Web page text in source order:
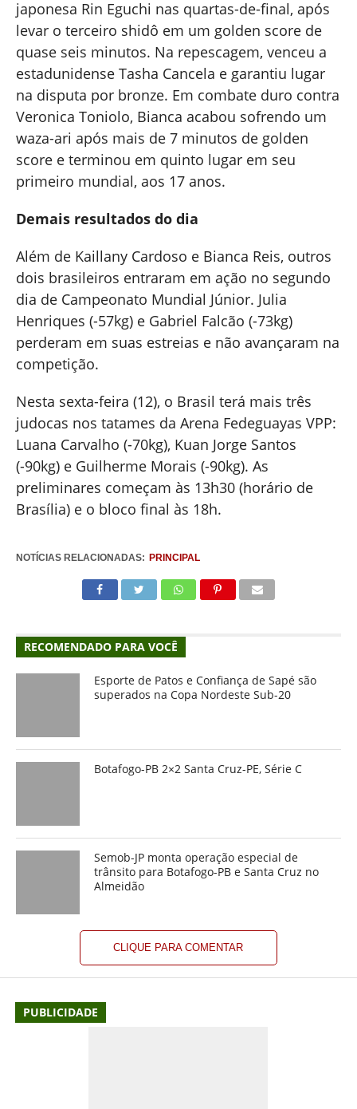
japonesa Rin Eguchi nas quartas-de-final, após
levar o terceiro shidô em um golden score de
quase seis minutos. Na repescagem, venceu a
estadunidense Tasha Cancela e garantiu lugar
na disputa por bronze. Em combate duro contra
Veronica Toniolo, Bianca acabou sofrendo um
waza-ari após mais de 7 minutos de golden
score e terminou em quinto lugar em seu
primeiro mundial, aos 17 anos.
Demais resultados do dia
Além de Kaillany Cardoso e Bianca Reis, outros
dois brasileiros entraram em ação no segundo
dia de Campeonato Mundial Júnior. Julia
Henriques (-57kg) e Gabriel Falcão (-73kg)
perderam em suas estreias e não avançaram na
competição.
Nesta sexta-feira (12), o Brasil terá mais três
judocas nos tatames da Arena Fedeguayas VPP:
Luana Carvalho (-70kg), Kuan Jorge Santos
(-90kg) e Guilherme Morais (-90kg). As
preliminares começam às 13h30 (horário de
Brasília) e o bloco final às 18h.
NOTÍCIAS RELACIONADAS: PRINCIPAL
RECOMENDADO PARA VOCÊ
Esporte de Patos e Confiança de Sapé são
superados na Copa Nordeste Sub-20
Botafogo-PB 2×2 Santa Cruz-PE, Série C
Semob-JP monta operação especial de
trânsito para Botafogo-PB e Santa Cruz no
Almeidão
CLIQUE PARA COMENTAR
PUBLICIDADE